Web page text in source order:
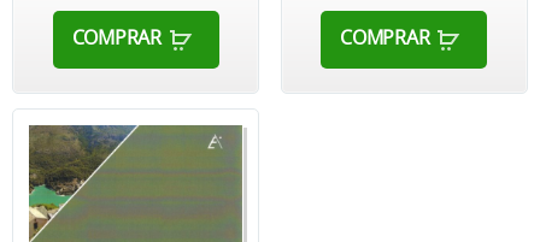
COMPRAR COMPRAR